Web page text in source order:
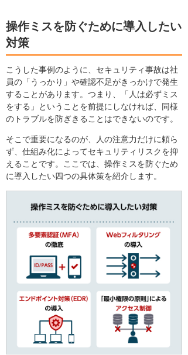
操作ミスを防ぐために導入したい
対策
こうした事例のように、セキュリティ事故は社
員の「うっかり」や確認不足がきっかけで発生
することがあります。つまり、「人は必ずミス
をする」ということを前提にしなければ、同様
のトラブルを防ぎきることはできないのです。
そこで重要になるのが、人の注意力だけに頼ら
ず、仕組み化によってセキュリティリスクを抑
えることです。ここでは、操作ミスを防ぐため
に導入したい四つの具体策を紹介します。